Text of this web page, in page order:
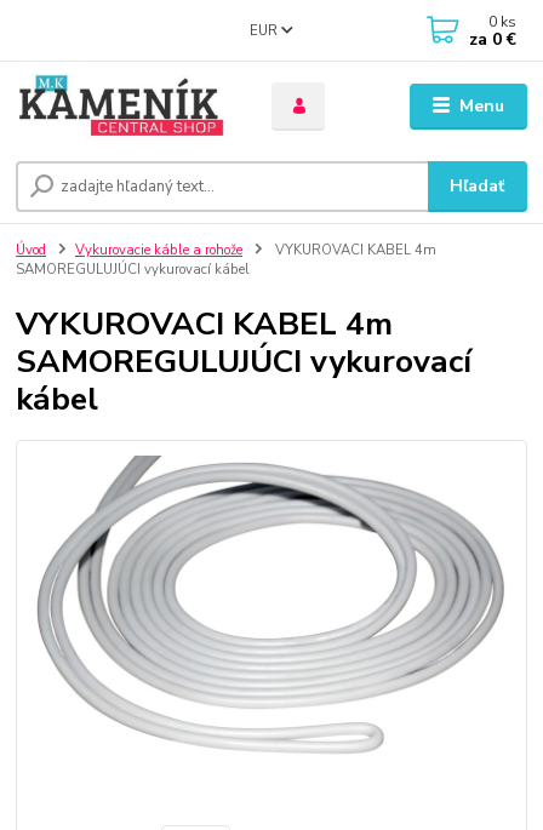
Menu
EUR
Hľadať
0 ks
za 0 €
Úvod Vykurovacie káble a rohože
VYKUROVACI KABEL 4m
SAMOREGULUJÚCI vykurovací kábel
VYKUROVACI KABEL 4m
SAMOREGULUJÚCI vykurovací
kábel